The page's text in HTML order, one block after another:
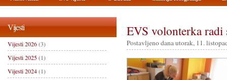
EVS volonterka radi
Postavljeno dana utorak, 11.
Vijesti
Vijesti 2026(3)
Vijesti 2025(1)
Vijesti 2024(1)